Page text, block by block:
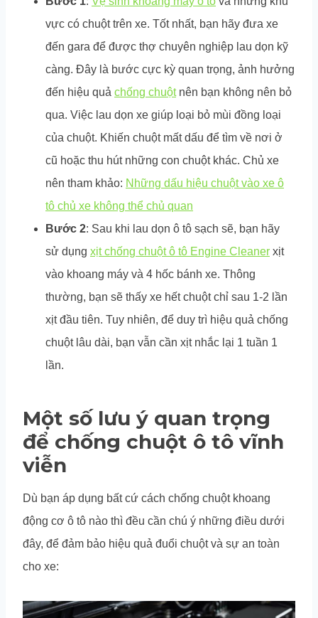
vực có chuột trên xe. Tốt nhất, bạn hãy đưa xe
đến gara để được thợ chuyên nghiệp lau dọn kỹ
càng. Đây là bước cực kỳ quan trọng, ảnh hưởng
đến hiệu quả chống chuộtnên bạn không nên bỏ
qua. Việc lau dọn xe giúp loại bỏ mùi đồng loại
của chuột. Khiến chuột mất dấu để tìm về nơi ở
cũ hoặc thu hút những con chuột khác. Chủ xe
nên tham khảo: Những dấu hiệu chuột vào xe ô
tô chủ xe không thể chủ quan
Bước 2: Sau khi lau dọn ô tô sạch sẽ, bạn hãy
sử dụng xịt chống chuột ô tô Engine Cleaner xịt
vào khoang máy và 4 hốc bánh xe. Thông
thường, bạn sẽ thấy xe hết chuột chỉ sau 1-2 lần
xịt đầu tiên. Tuy nhiên, để duy trì hiệu quả chống
chuột lâu dài, bạn vẫn cần xịt nhắc lại 1 tuần 1
lần.
Một số lưu ý quan trọng
để chống chuột ô tô vĩnh
viễn
Dù bạn áp dụng bất cứ cách chống chuột khoang
động cơ ô tô nào thì đều cần chú ý những điều dưới
đây, để đảm bảo hiệu quả đuổi chuột và sự an toàn
cho xe: